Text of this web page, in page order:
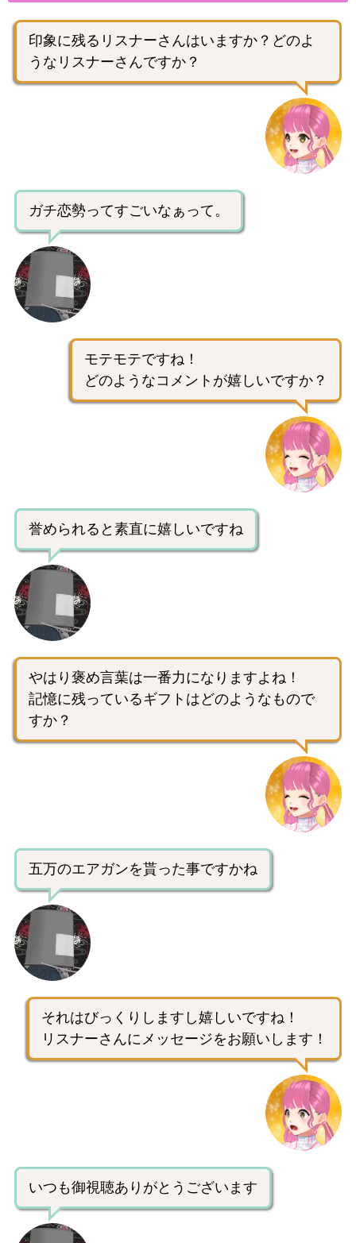
印象に残るリスナーさんはいますか？どのよ
うなリスナーさんですか？
ガチ恋勢ってすごいなぁって。
モテモテですね！
どのようなコメントが嬉しいですか？
誉められると素直に嬉しいですね
やはり褒め言葉は一番力になりますよね！
記憶に残っているギフトはどのようなもので
すか？
五万のエアガンを貰った事ですかね
それはびっくりしますし嬉しいですね！
リスナーさんにメッセージをお願いします！
いつも御視聴ありがとうございます